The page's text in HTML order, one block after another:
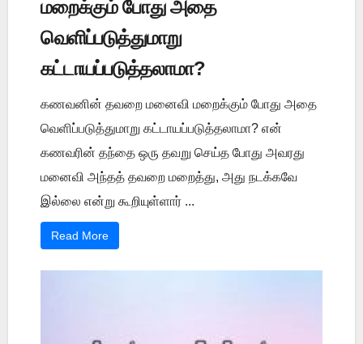
மறைக்கும் போது அதை
வெளிப்படுத்துமாறு
கட்டாயப்படுத்தலாமா?
கணவனின் தவறை மனைவி மறைக்கும் போது அதை
வெளிப்படுத்துமாறு கட்டாயப்படுத்தலாமா? என்
கணவரின் தந்தை ஒரு தவறு செய்த போது அவரது
மனைவி அந்தத் தவறை மறைத்து, அது நடக்கவே
இல்லை என்று கூறியுள்ளார் ...
Read More